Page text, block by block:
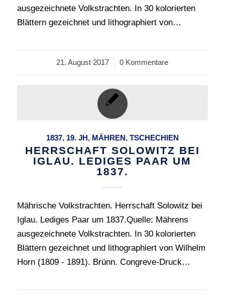
ausgezeichnete Volkstrachten. In 30 kolorierten
Blättern gezeichnet und lithographiert von…
21. August 2017
/ 0 Kommentare
1837, 19. JH, MÄHREN, TSCHECHIEN
HERRSCHAFT SOLOWITZ BEI
IGLAU. LEDIGES PAAR UM
1837.
Mährische Volkstrachten. Herrschaft Solowitz bei
Iglau. Lediges Paar um 1837.Quelle: Mährens
ausgezeichnete Volkstrachten. In 30 kolorierten
Blättern gezeichnet und lithographiert von Wilhelm
Horn (1809 - 1891). Brünn. Congreve-Druck…